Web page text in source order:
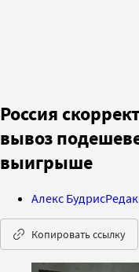
Россия
вывоз
выигрыше
Алекс Будрис
Копировать ссылку